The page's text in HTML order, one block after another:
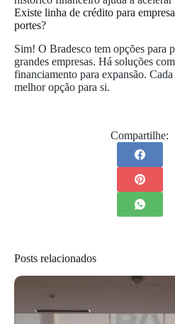
Existe linha de crédito para
portes?
Sim! O Bradesco tem opções para
grandes empresas. Há soluções
financiamento para expansão.
melhor opção para si.
Compartilhe:
Posts relacionados